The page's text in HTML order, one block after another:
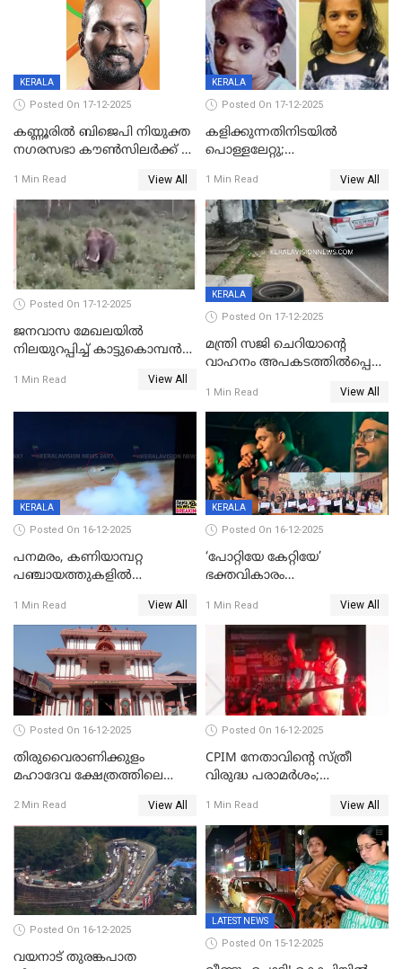
KERALA
Posted On 17-12-2025
കണ്ണൂരിൽ ബിജെപി നിയുക്ത
നഗരസഭാ കൗൺസിലർക്ക് 36
1 Min Read View All
KERALA
Posted On 17-12-2025
കളിക്കുന്നതിനിടയിൽ
പൊള്ളലേറ്റു;
ക്ലാസ് വിദ്യാർത്ഥിനി മരിച്ചു
1 Min Read View All
Posted On 17-12-2025
ജനവാസ മേഖലയില്‍
നിലയുറപ്പിച്ച് കാട്ടുകൊമ്പന്‍
1 Min Read View All
KERALA
Posted On 17-12-2025
മന്ത്രി സജി ചെറിയാന്റെ
വാഹനം അപകടത്തിൽപ്പെട്ടു;
രക്ഷപ്പെട്ടത് തലനാരിടയ്ക്ക്
1 Min Read View All
KERALA
Posted On 16-12-2025
പനമരം, കണിയാമ്പറ്റ
പഞ്ചായത്തുകളിൽ
സ്ഥാപനങ്ങൾക്ക് അവധി
1 Min Read View All
KERALA
Posted On 16-12-2025
‘പോറ്റിയേ കേറ്റിയേ’
ഭക്തവികാരം
ഡിജിപിക്ക് പരാതി; ശക്തമായ
നടപടി വേണമെന്നു
സിപിഐഎമ്മും
1 Min Read View All
Posted On 16-12-2025
തിരുവൈരാണിക്കുളം
മഹാദേവ ക്ഷേത്രത്തിലെ
ജനുവരി 2 ന് തുടക്കമാകും
2 Min Read View All
Posted On 16-12-2025
CPIM നേതാവിൻ്റെ സ്ത്രീ
വിരുദ്ധ പരാമർശം;
1 Min Read View All
Posted On 16-12-2025
വയനാട് തുരങ്കപാത
LATEST NEWS
Posted On 15-12-2025